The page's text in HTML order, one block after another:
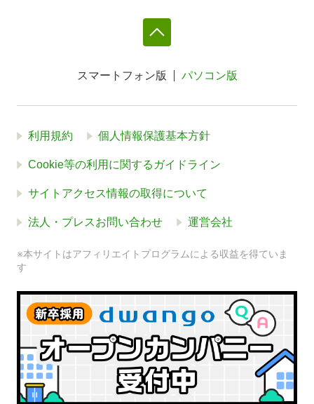
スマートフォン版 パソコン版
利用規約 個人情報保護基本方針
Cookie等の利用に関するガイドライン
サイトアクセス情報の取得について
法人・プレスお問い合わせ 運営会社
※本サイトはアフィリエイトプログラムによる収益を得ていま
す